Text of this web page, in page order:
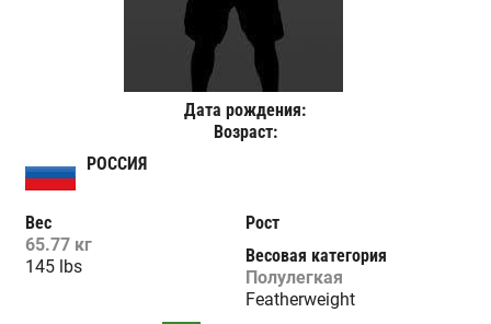
Дата рождения:
Возраст:
РОССИЯ
Вес
65.77 кг
145 lbs
Рост
Весовая категория
Полулегкая
Featherweight